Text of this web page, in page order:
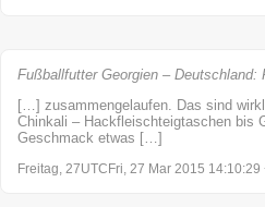
Fußballfutter Georgien – Deutschland:
[…] zusammengelaufen. Das sind
Chinkali – Hackfleischteigtaschen bis
Geschmack etwas […]
Freitag, 27UTCFri, 27 Mar 2015